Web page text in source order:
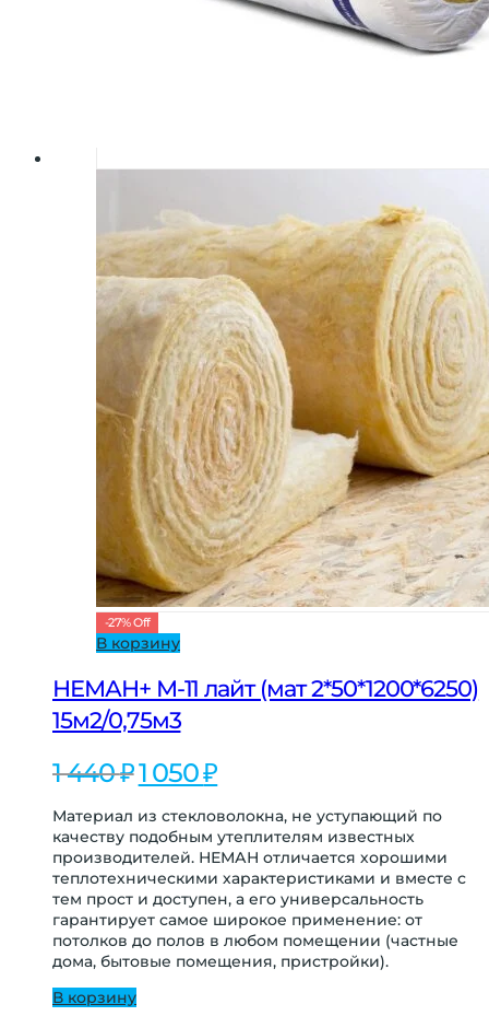
-27%Off
В корзину
НЕМАН+ М-11 лайт (мат 2*50*1200*6250)
15м2/0,75м3
1 440₽ Первоначальная
цена
1
440 ₽.
1 050₽Текущая
цена:
050 ₽.
Материал из стекловолокна, не уступающий по
качеству подобным утеплителям известных
производителей. НЕМАН отличается хорошими
теплотехническими характеристиками и вместе с
тем прост и доступен, а его универсальность
гарантирует самое широкое применение: от
потолков до полов в любом помещении (частные
дома, бытовые помещения, пристройки).
В корзину